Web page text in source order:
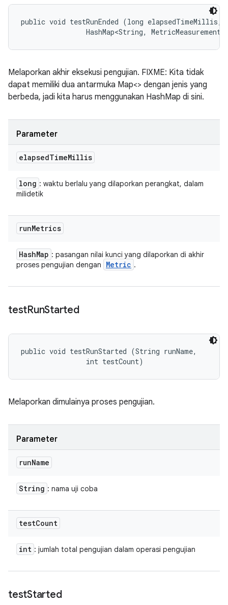
public void testRunEnded (long elapsedTimeMillis,
HashMap<String,
Melaporkan akhir eksekusi pengujian. FIXME: Kita tidak
dapat memiliki dua antarmuka Map<> dengan jenis yang
berbeda, jadi kita harus menggunakan HashMap di sini.
Parameter
elapsedTimeMillis
long : waktu berlalu yang dilaporkan perangkat, dalam
milidetik
runMetrics
HashMap : pasangan nilai kunci yang dilaporkan di akhir
proses pengujian dengan
Metric .
testRunStarted
public void testRunStarted (String runName,
                int testCount)
Melaporkan dimulainya proses pengujian.
Parameter
runName
String : nama uji coba
testCount
int : jumlah total pengujian dalam operasi pengujian
testStarted